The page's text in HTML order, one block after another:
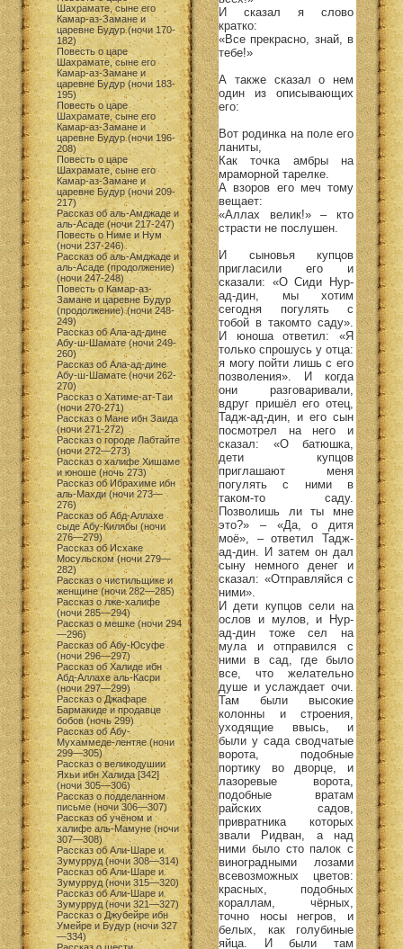
Шахрамате, сыне его
Камар-аз-Замане и
царевне Будур (ночи 170-
182)
Повесть о царе
Шахрамате, сыне его
Камар-аз-Замане и
царевне Будур (ночи 183-
195)
Повесть о царе
Шахрамате, сыне его
Камар-аз-Замане и
царевне Будур (ночи 196-
208)
Повесть о царе
Шахрамате, сыне его
Камар-аз-Замане и
царевне Будур (ночи 209-
217)
Рассказ об аль-Амджаде и
аль-Асаде (ночи 217-247)
Повесть о Ниме и Нум
(ночи 237-246)
Рассказ об аль-Амджаде и
аль-Асаде (продолжение)
(ночи 247-248)
Повесть о Камар-аз-
Замане и царевне Будур
(продолжение) (ночи 248-
249)
Рассказ об Ала-ад-дине
Абу-ш-Шамате (ночи 249-
260)
Рассказ об Ала-ад-дине
Абу-ш-Шамате (ночи 262-
270)
Рассказ о Хатиме-ат-Таи
(ночи 270-271)
Рассказ о Мане ибн Заида
(ночи 271-272)
Рассказ о городе Лабтайте
(ночи 272—273)
Рассказ о халифе Хишаме
и юноше (ночь 273)
Рассказ об Ибрахиме ибн
аль-Махди (ночи 273—
276)
Рассказ об Абд-Аллахе
сыде Абу-Килябы (ночи
276—279)
Рассказ об Исхаке
Мосульском (ночи 279—
282)
Рассказ о чистильщике и
женщине (ночи 282—285)
Рассказ о лже-халифе
(ночи 285—294)
Рассказ о мешке (ночи 294
—296)
Рассказ об Абу-Юсуфе
(ночи 296—297)
Рассказ об Халиде ибн
Абд-Аллахе аль-Касри
(ночи 297—299)
Рассказ о Джафаре
Бармакиде и продавце
бобов (ночь 299)
Рассказ об Абу-
Мухаммеде-лентяе (ночи
299—305)
Рассказ о великодушии
Яхьи ибн Халида [342]
(ночи 305—306)
Рассказ о подделанном
письме (ночи 306—307)
Рассказ об учёном и
халифе аль-Мамуне (ночи
307—308)
Рассказ об Али-Шаре и
Зумурруд (ночи 308—314)
Рассказ об Али-Шаре и
Зумурруд (ночи 315—320)
Рассказ об Али-Шаре и
Зумурруд (ночи 321—327)
Рассказ о Джубейре ибн
Умейре и Будур (ночи 327
—334)
И сказал я слово
кратко:
«Все прекрасно, знай, в
тебе!»
А также сказал о нем
один из описывающих
его:
Вот родинка на поле его
ланиты,
Как точка амбры на
мраморной тарелке.
А взоров его меч тому
вещает:
«Аллах велик!» – кто
страсти не послушен.
И сыновья купцов
пригласили его и
сказали: «О Сиди Нур-
ад-дин, мы хотим
сегодня погулять с
тобой в такомто саду».
И юноша ответил: «Я
только спрошусь у отца:
я могу пойти лишь с его
позволения». И когда
они разговаривали,
вдруг пришёл его отец,
Тадж-ад-дин, и его сын
посмотрел на него и
сказал: «О батюшка,
дети купцов
приглашают меня
погулять с ними в
таком-то саду.
Позволишь ли ты мне
это?» – «Да, о дитя
моё», – ответил Тадж-
ад-дин. И затем он дал
сыну немного денег и
сказал: «Отправляйся с
ними».
И дети купцов сели на
ослов и мулов, и Нур-
ад-дин тоже сел на
мула и отправился с
ними в сад, где было
все, что желательно
душе и услаждает очи.
Там были высокие
колонны и строения,
уходящие ввысь, и
были у сада сводчатые
ворота, подобные
портику во дворце, и
лазоревые ворота,
подобные вратам
райских садов,
привратника которых
звали Ридван, а над
ними было сто палок с
виноградными лозами
всевозможных цветов:
красных, подобных
кораллам, чёрных,
точно носы негров, и
белых, как голубиные
яйца. И были там